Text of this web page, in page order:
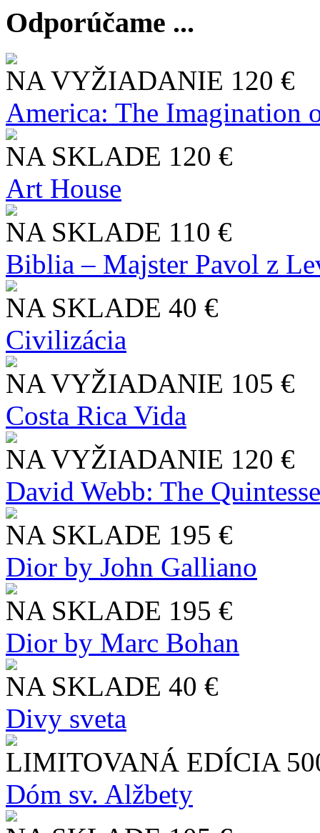
Odporúčame ...
NA VYŽIADANIE 120 €
America: The Imagination
NA SKLADE 120 €
Art House
NA SKLADE 110 €
Biblia – Majster Pavol z
NA SKLADE 40 €
Civilizácia
NA VYŽIADANIE 105 €
Costa Rica Vida
NA VYŽIADANIE 120 €
David Webb: The
NA SKLADE 195 €
Dior by John Galliano
NA SKLADE 195 €
Dior by Marc Bohan
NA SKLADE 40 €
Divy sveta
LIMITOVANÁ EDÍCIA
Dóm sv. Alžbety